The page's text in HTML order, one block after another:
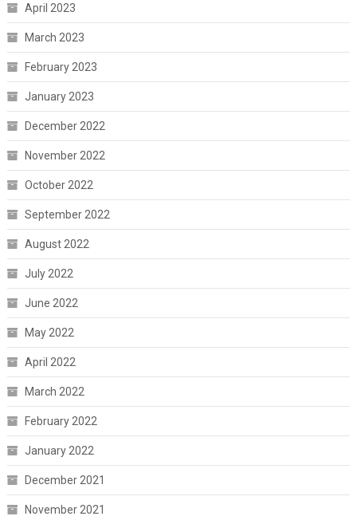
April 2023
March 2023
February 2023
January 2023
December 2022
November 2022
October 2022
September 2022
August 2022
July 2022
June 2022
May 2022
April 2022
March 2022
February 2022
January 2022
December 2021
November 2021